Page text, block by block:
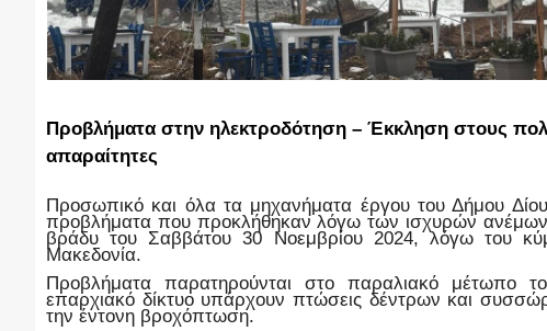
Προβλήματα στην ηλεκτροδότηση – Έκκληση στους
απαραίτητες
Προσωπικό και όλα τα μηχανήματα έργου του Δήμου
προβλήματα που προκλήθηκαν λόγω των ισχυρών
βράδυ του Σαββάτου 30 Νοεμβρίου 2024, λόγω του
Μακεδονία.
Προβλήματα παρατηρούνται στο παραλιακό μέτωπο
επαρχιακό δίκτυο υπάρχουν πτώσεις δέντρων και
την έντονη βροχόπτωση.